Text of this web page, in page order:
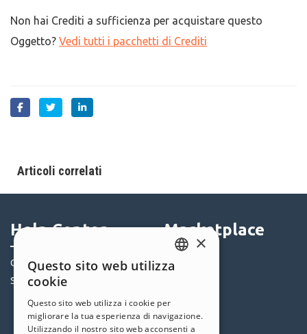
Non hai Crediti a sufficienza per acquistare questo
Oggetto? Vedi tutti i pacchetti di Crediti
Articoli correlati
Help Center
Community
Siti Utenti
Marketplace
Templates
Offerte
ENGLISH
GERMAN
×
Questo sito web utilizza
cookie
Questo sito web utilizza i cookie per
migliorare la tua esperienza di navigazione.
Utilizzando il nostro sito web acconsenti a